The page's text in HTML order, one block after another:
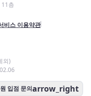
층
비스 이용약관
외)
입점 문의arrow_right